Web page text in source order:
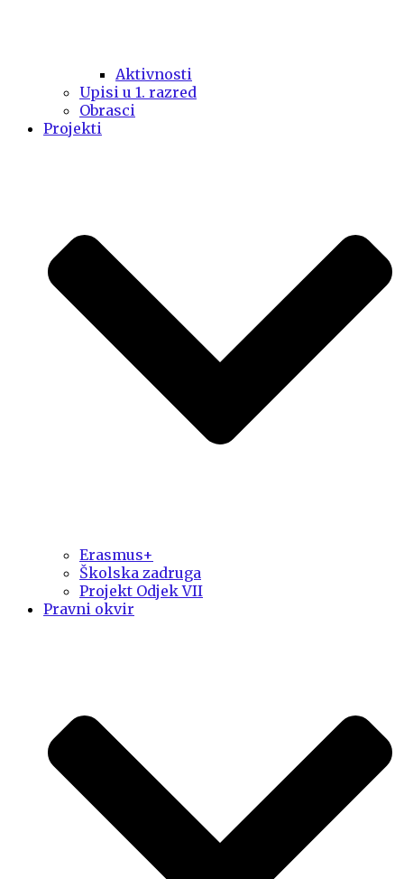
Aktivnosti
Upisi u 1. razred
Obrasci
Projekti
Erasmus+
Školska zadruga
Projekt Odjek VII
Pravni okvir